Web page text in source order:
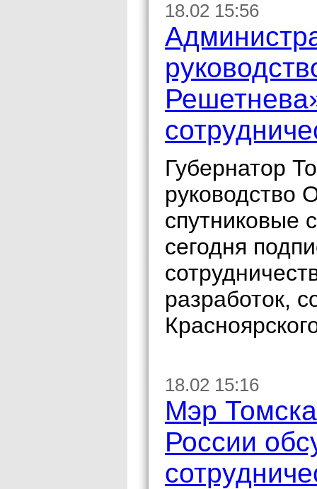
18.02 15:56
Губернатор
спутниковые
сегодня
разработок,
18.02 15:16
Мэр
России